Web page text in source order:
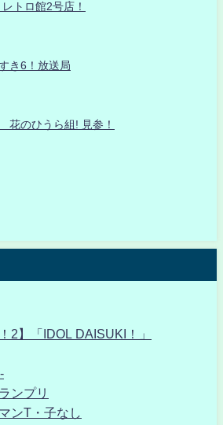
トロ館2号店！
き6！放送局
のひうら組! 見参！
2】「IDOL DAISUKI！」
ンプリ
ンT・子なし